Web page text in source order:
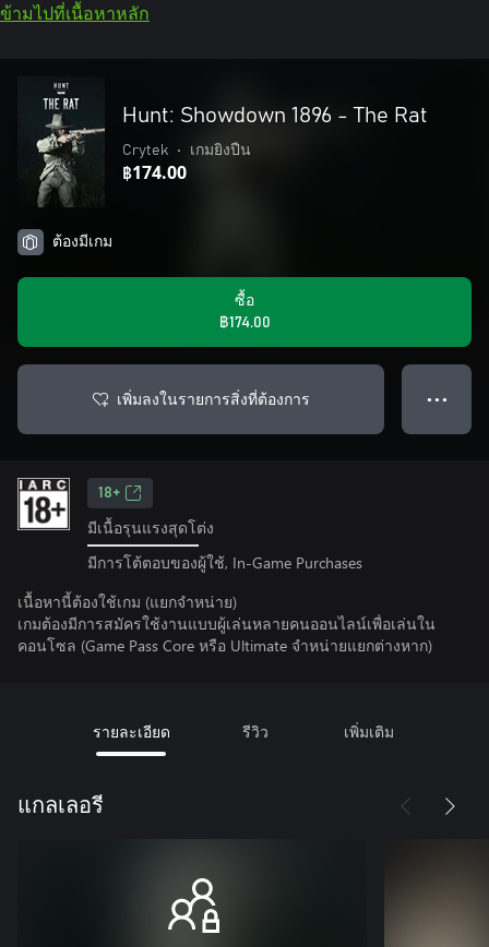
ข้ามไปที่เนื้อหาหลัก
Hunt: Showdown 1896 - The Rat
Crytek • เกมยิงปืน
฿174.00
ต้องมีเกม
ซื้อ
฿174.00
เพิ่มลงในรายการสิ่งที่ต้องการ ● ● ●
18+
มีเนื้อรุนแรงสุดโต่ง
มีการโต้ตอบของผู้ใช้, In-Game Purchases
เนื้อหานี้ต้องใช้เกม (แยกจำหน่าย)
เกมต้องมีการสมัครใช้งานแบบผู้เล่นหลายคนออนไลน์เพื่อเล่นใน
คอนโซล (Game Pass Core หรือ Ultimate จําหน่ายแยกต่างหาก)
รายละเอียด รีวิว เพิ่มเติม
แกลเลอรี